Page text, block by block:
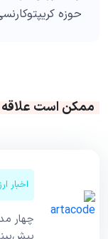
حوزه
ممکن است علاقه
اخبار
چهار